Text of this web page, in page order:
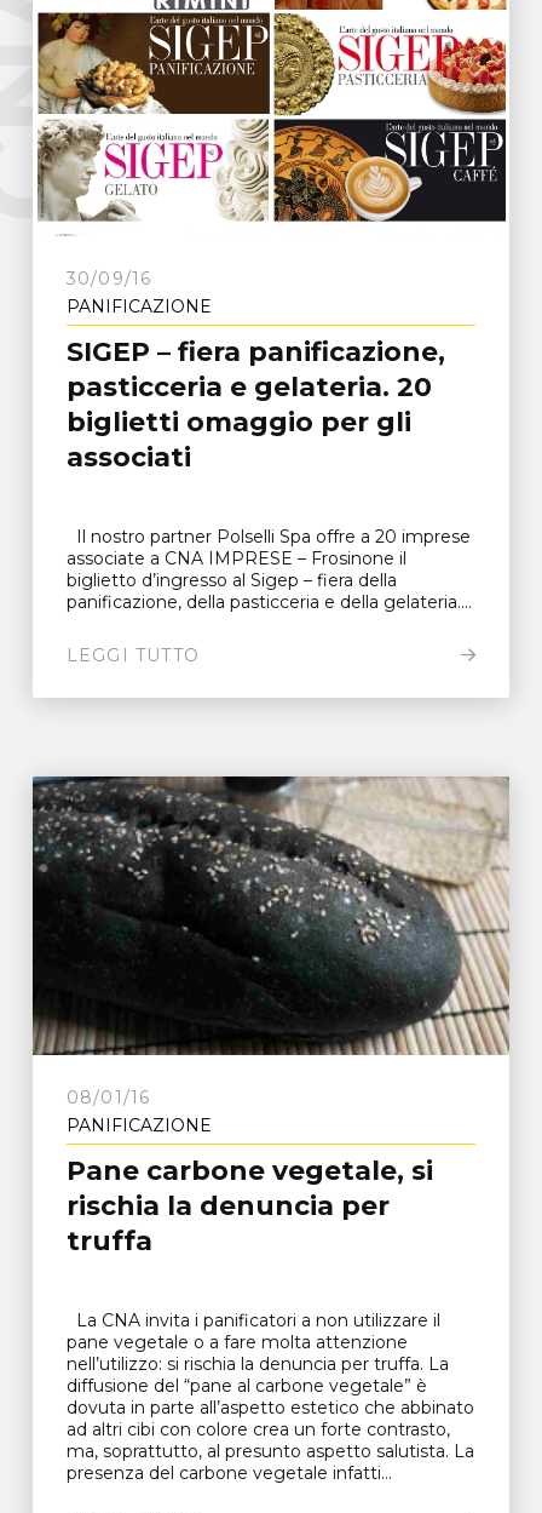
30/09/16
PANIFICAZIONE
SIGEP – fiera panificazione,
pasticceria e gelateria. 20
biglietti omaggio per gli
associati
Il nostro partner Polselli Spa offre a 20 imprese
associate a CNA IMPRESE – Frosinone il
biglietto d’ingresso al Sigep – fiera della
panificazione, della pasticceria e della gelateria....
LEGGI TUTTO
08/01/16
PANIFICAZIONE
Pane carbone vegetale, si
rischia la denuncia per
truffa
La CNA invita i panificatori a non utilizzare il
pane vegetale o a fare molta attenzione
nell’utilizzo: si rischia la denuncia per truffa. La
diffusione del “pane al carbone vegetale” è
dovuta in parte all’aspetto estetico che abbinato
ad altri cibi con colore crea un forte contrasto,
ma, soprattutto, al presunto aspetto salutista. La
presenza del carbone vegetale infatti...